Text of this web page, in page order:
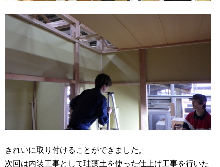
きれいに取り付けることができました。
次回は内装工事として珪藻土を使った仕上げ工事を行いた